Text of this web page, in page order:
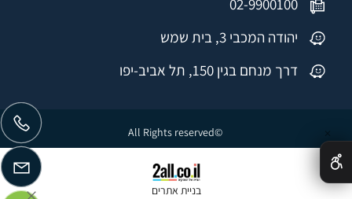
02-9900100
יהודה המכבי 3, בית שמש
דרך מנחם בגין 150, תל אביב-יפו
©All Rights reserved
בניית אתרים